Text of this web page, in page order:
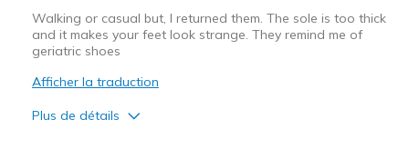
Walking or casual but, I returned them. The sole is too thick
and it makes your feet look strange. They remind me of
geriatric shoes
Afficher la traduction
Plus de détails